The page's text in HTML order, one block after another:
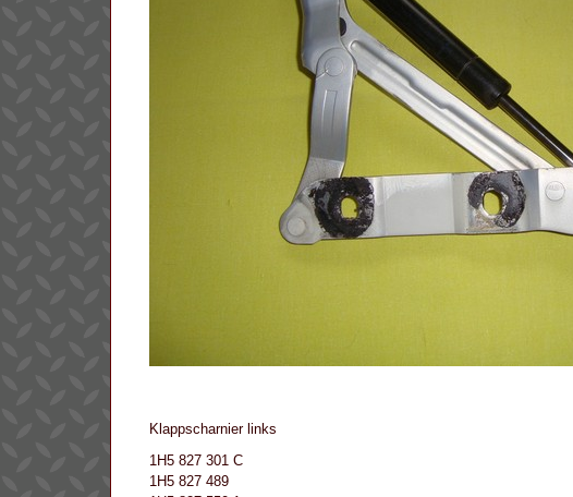
Klappscharnier links
1H5 827 301 C
1H5 827 489